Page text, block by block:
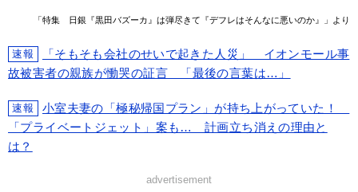
「特集 日銀『黒田バズーカ』は弾尽きて『デフレはそんなに悪いのか』」より
速報
「そもそも会社のせいで起きた人災」 イオンモール事
故被害者の親族が慟哭の証言 「最後の言葉は…」
速報
小室夫妻の「極秘帰国プラン」が持ち上がっていた！
「プライベートジェット」案も… 計画立ち消えの理由と
は？
advertisement